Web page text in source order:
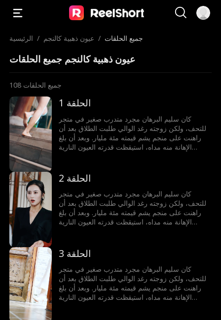
الرئيسية / عيون ذهبية كالنجم / جميع الحلقات
عيون ذهبية كالنجم جميع الحلقات
108 جميع الحلقات
الحلقة 1
كان سليم البرهان مجرد متدرب صغير في متجر
للتحف، ولكن زوجته رغد الوالي طلبت الطلاق بعد أن
راهنت على منجم يشم قيمته مئة مليار. وبعد أن بلغ
الإهانة منه مداه، استيقظت قدرته العيون النارية
والزائف، يعيش في الدنيا كما يشاء ويفعل ما يحلو له
الحلقة 2
كان سليم البرهان مجرد متدرب صغير في متجر
للتحف، ولكن زوجته رغد الوالي طلبت الطلاق بعد أن
راهنت على منجم يشم قيمته مئة مليار. وبعد أن بلغ
الإهانة منه مداه، استيقظت قدرته العيون النارية
والزائف، يعيش في الدنيا كما يشاء ويفعل ما يحلو له
الحلقة 3
كان سليم البرهان مجرد متدرب صغير في متجر
للتحف، ولكن زوجته رغد الوالي طلبت الطلاق بعد أن
راهنت على منجم يشم قيمته مئة مليار. وبعد أن بلغ
الإهانة منه مداه، استيقظت قدرته العيون النارية